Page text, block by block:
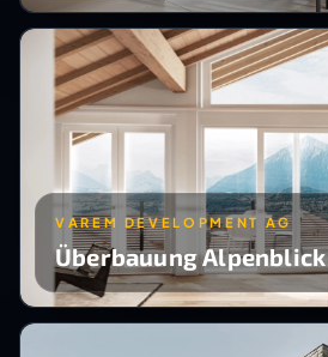
VAREM DEVELOPMENT AG
Überbauung Alpenblick